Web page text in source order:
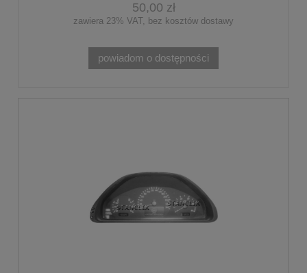
50,00 zł
zawiera 23% VAT, bez kosztów dostawy
powiadom o dostępności